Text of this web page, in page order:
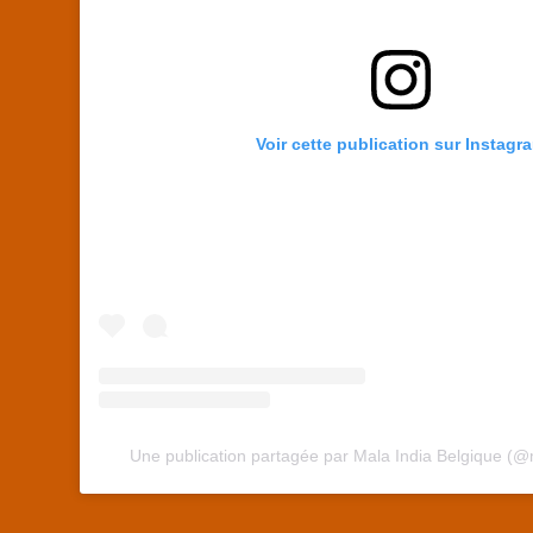
Voir cette publication sur
Une publication partagée par Mala India Belgique